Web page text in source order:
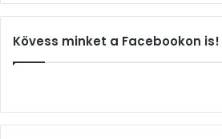
Kövess minket a Facebookon is!